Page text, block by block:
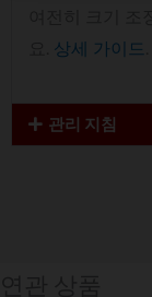
상세 가이드
관리 지침